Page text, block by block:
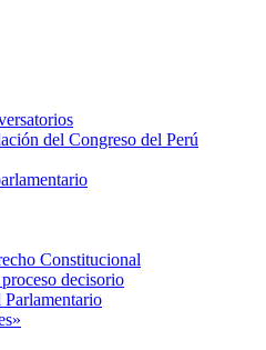
del Congreso del Perú
Constitucional
decisorio